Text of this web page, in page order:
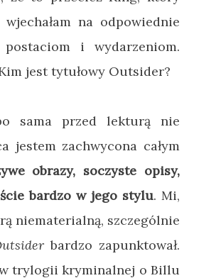
na odpowiednie
i wydarzeniom.
jest tytułowy Outsider?
sama przed lekturą nie
jestem zachwycona całym
obrazy, soczyste opisy,
bardzo w jego stylu. Mi,
niematerialną, szczególnie
bardzo zapunktował.
w trylogii kryminalnej o Billu